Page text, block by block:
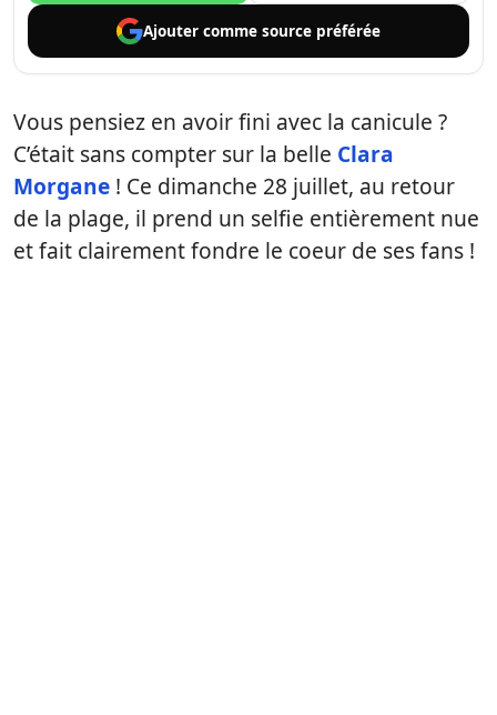
Ajouter comme source préférée
Vous pensiez en avoir fini avec la canicule ?
C’était sans compter sur la belle Clara
Morgane ! Ce dimanche 28 juillet, au retour
de la plage, il prend un selfie entièrement nue
et fait clairement fondre le coeur de ses fans !